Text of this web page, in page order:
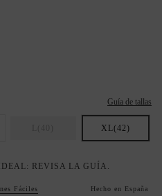
Guía de tallas
XL(42)
REVISA LA GUÍA.
Fáciles Hecho en España